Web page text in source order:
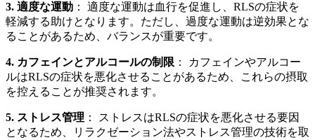
3. 適度な運動 ： 適度な運動は血行を促進し、RLSの症状を
軽減する助けとなります。ただし、過度な運動は逆効果とな
ることがあるため、バランスが重要です。
4. カフェインとアルコールの制限 ： カフェインやアルコー
ルはRLSの症状を悪化させることがあるため、これらの摂取
を控えることが推奨されます。
5. ストレス管理 ： ストレスはRLSの症状を悪化させる要因
となるため、リラクゼーション法やストレス管理の技術を取